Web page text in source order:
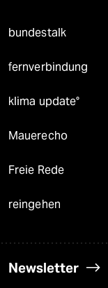
bundestalk
fernverbindung
klima update°
Mauerecho
Freie Rede
reingehen
Newsletter